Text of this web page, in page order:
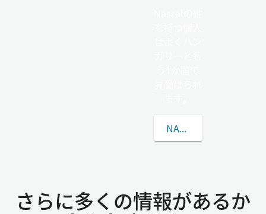
NASZALの姓について
さらに多くの情報があるか